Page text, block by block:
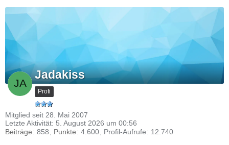
Jadakiss
Profi
Mitglied seit 28. Mai 2007
Letzte Aktivität: 5. August 2026 um 00:56
Beiträge
858 Punkte 4.600 Profil-Aufrufe 12.740